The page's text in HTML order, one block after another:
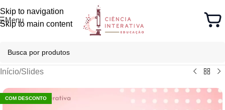
Skip to navigation
Skip to main content
Menu
Início/Slides
COM DESCONTO